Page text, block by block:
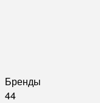
Бренды
44